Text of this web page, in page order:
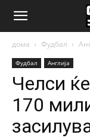
SuperSport.mk
дома Фудбал
Фудбал Англија
Челси
170